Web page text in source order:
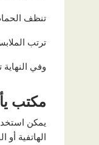
تنظف
ترتب
وفي
مكتب
يمكن
الهاتفية